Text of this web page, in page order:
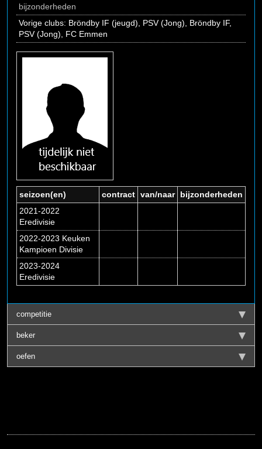
bijzonderheden
Vorige clubs: Bröndby IF (jeugd), PSV (Jong), Bröndby IF,
PSV (Jong), FC Emmen
seizoen(en) contract van/naar
bijzonderheden
2021-2022
Eredivisie
2022-2023 Keuken
Kampioen Divisie
2023-2024
Eredivisie
competitie
beker
oefen